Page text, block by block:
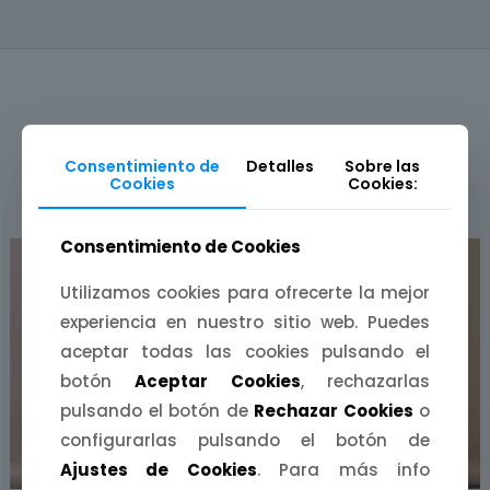
PRODUCTOS RELACIONADOS
Consentimiento de
Cookies
Detalles
Sobre las
Cookies:
Consentimiento de Cookies
Utilizamos cookies para ofrecerte la mejor
experiencia en nuestro sitio web. Puedes
aceptar todas las cookies pulsando el
botónAceptar Cookies, rechazarlas
pulsando el botón de Rechazar Cookies o
configurarlas pulsando el botón de
Ajustes de Cookies. Para más info